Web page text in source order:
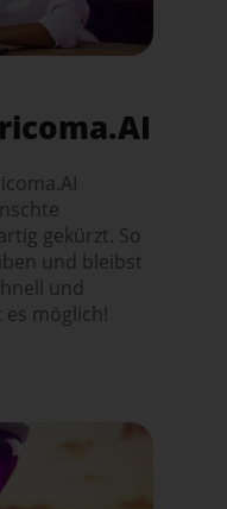
gekürzt. So
und bleibst
und
möglich!